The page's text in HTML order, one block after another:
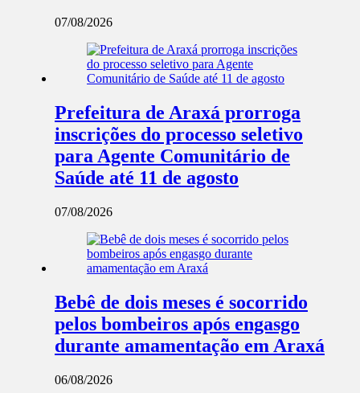
07/08/2026
Prefeitura de Araxá prorroga
inscrições do processo seletivo
para Agente Comunitário de
Saúde até 11 de agosto
07/08/2026
Bebê de dois meses é socorrido
pelos bombeiros após engasgo
durante amamentação em Araxá
06/08/2026